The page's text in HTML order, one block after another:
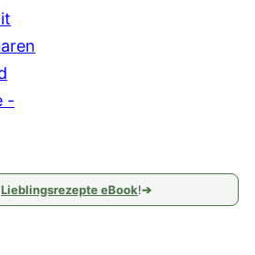
Lieblingsrezepte eBook!➔